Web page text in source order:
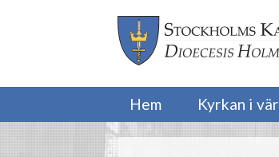
Hem Kyrkan i